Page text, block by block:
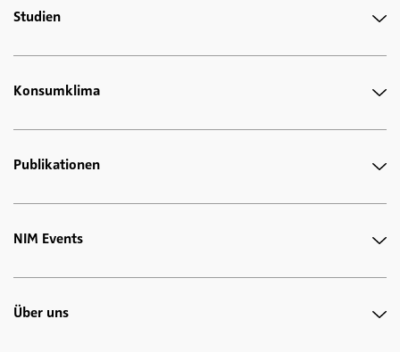
Studien
Konsumklima
Publikationen
NIM Events
Über uns